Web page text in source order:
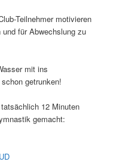
Teilnehmer motivieren
für Abwechslung zu
mit ins
getrunken!
12 Minuten
gemacht: